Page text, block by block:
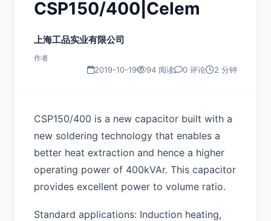
CSP150/400|Celem
上海工品实业有限公司
作者
2019-10-19 94 阅读 0 评论 2 分钟
CSP150/400 is a new capacitor built with a
new soldering technology that enables a
better heat extraction and hence a higher
operating power of 400kVAr. This capacitor
provides excellent power to volume ratio.
Standard applications: Induction heating,